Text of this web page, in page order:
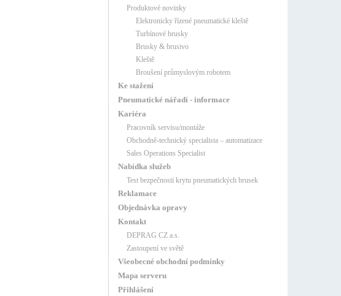
Produktové novinky
Elektronicky řízené pneumatické kleště
Turbínové brusky
Brusky & brusivo
Kleště
Broušení průmyslovým robotem
Ke stažení
Pneumatické nářadí - informace
Kariéra
Pracovník servisu/montáže
Obchodně-technický specialista – automatizace
Sales Operations Specialist
Nabídka služeb
Test bezpečnosti krytu pneumatických brusek
Reklamace
Objednávka opravy
Kontakt
DEPRAG CZ a.s.
Zastoupení ve světě
Všeobecné obchodní podmínky
Mapa serveru
Přihlášení